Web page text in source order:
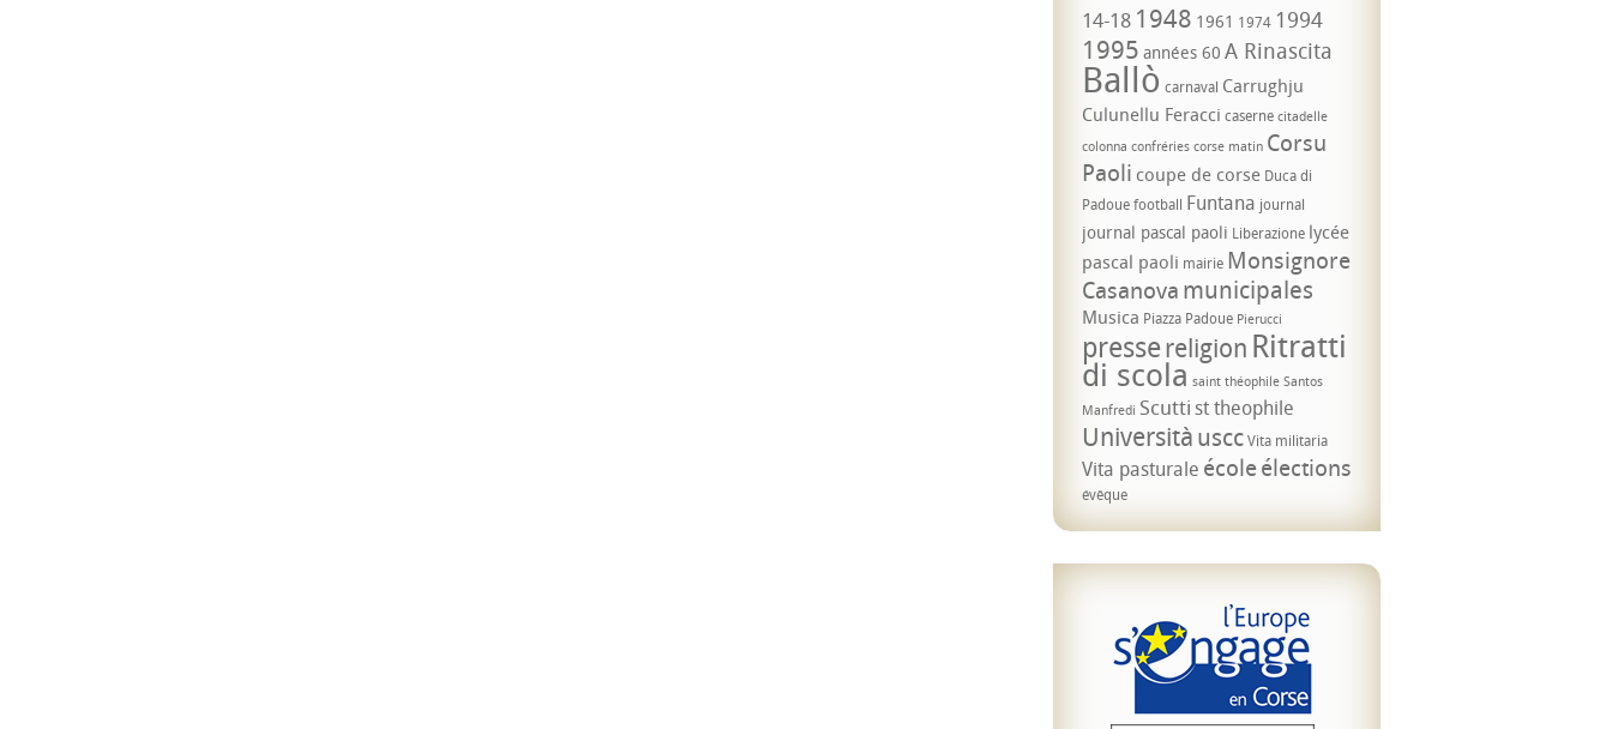
14-18 1948 1961 1974 1994
1995 années 60 A Rinascita
Ballò carnaval Carrughju
Culunellu Feracci caserne citadelle
colonna confréries corse matin Corsu
Paoli coupe de corse Duca di
Padouefootball Funtana journal
journal pascal paoli Liberazione lycée
pascal paoli mairie Monsignore
Casanova municipales
Musica Piazza Padoue Pierucci
pressereligion Ritratti
di scola saint théophile Santos
Manfredi Scuttist theophile
UniversitàusccVita militaria
Vita pasturale écoleélections
évêque